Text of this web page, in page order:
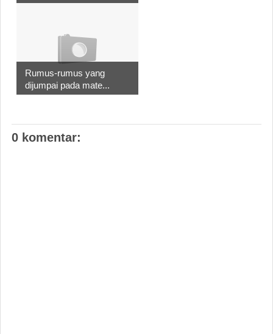
Rumus-rumus yang
dijumpai pada mate...
0 komentar: